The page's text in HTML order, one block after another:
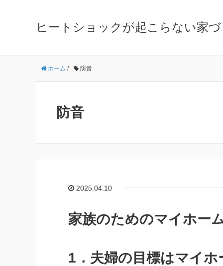
ヒートショックが起こらない家
ホーム / 防音
防音
2025.04.10
家族のためのマイホー
1．夫婦の目標はマイホ